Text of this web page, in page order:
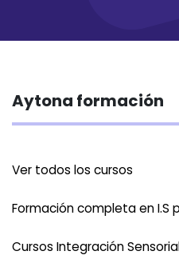
Aytona formación
Ver todos los cursos
Formación completa en I.S
Cursos Integración